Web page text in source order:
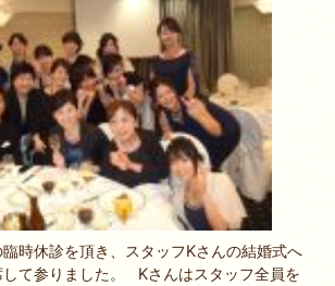
時休診を頂き、スタッフKさんの結婚式へ
して参りました。 Kさんはスタッフ全員を